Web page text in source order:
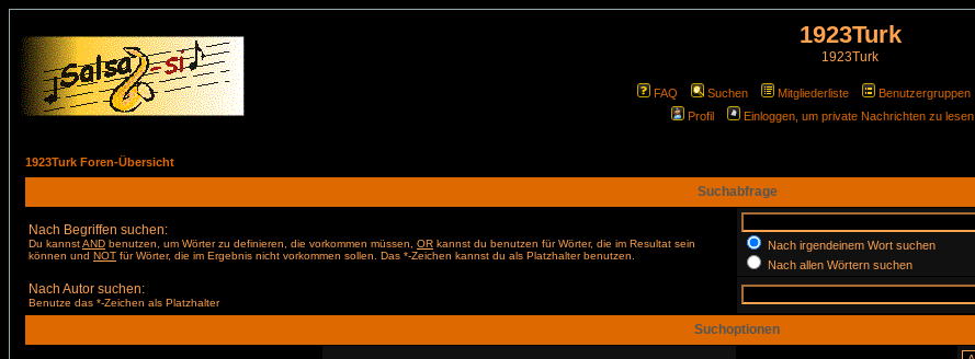
1923Turk
1923Turk
FAQ Suchen Mitgliederliste Benutzergruppen
Profil
Einloggen, um private Nachrichten zu lesen
1923Turk Foren-Übersicht
Suchabfrage
Nach Begriffen suchen:
Du kannstAND benutzen, um Wörter zu definieren, die vorkommen müssen, OR kannst du benutzen für Wörter, die im Resultat sein
können und NOT für Wörter, die im Ergebnis nicht vorkommen sollen. Das *-Zeichen kannst du als Platzhalter benutzen.
Nach irgendeinem Wort suchen
Nach allen Wörtern suchen
Nach Autor suchen:
Benutze das *-Zeichen als Platzhalter
Suchoptionen